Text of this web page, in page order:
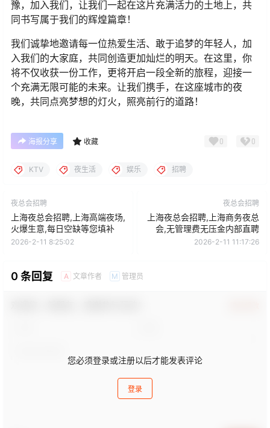
豫，加入我们，让我们一起在这片充满活力的土地上，共
同书写属于我们的辉煌篇章！
我们诚挚地邀请每一位热爱生活、敢于追梦的年轻人，加
入我们的大家庭，共同创造更加灿烂的明天。在这里，你
将不仅收获一份工作，更将开启一段全新的旅程，迎接一
个充满无限可能的未来。让我们携手，在这座城市的夜
晚，共同点亮梦想的灯火，照亮前行的道路！
海报分享 收藏 0 0
KTV 夜生活 娱乐 招聘
夜总会招聘
上海夜总会招聘,上海高端夜场,
火爆生意,每日空缺等您填补
2026-2-11 8:25:02
夜总会招聘
上海夜总会招聘,上海商务夜总
会,无管理费无压金内部直聘
2026-2-11 11:17:26
0 条回复 A 文章作者 M 管理员
您必须登录或注册以后才能发表评论
登录